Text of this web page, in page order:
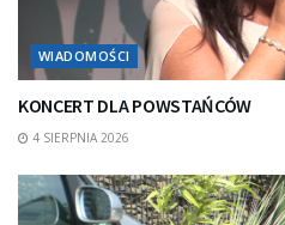
WIADOMOŚCI
KONCERT DLA POWSTAŃCÓW
4 SIERPNIA 2026